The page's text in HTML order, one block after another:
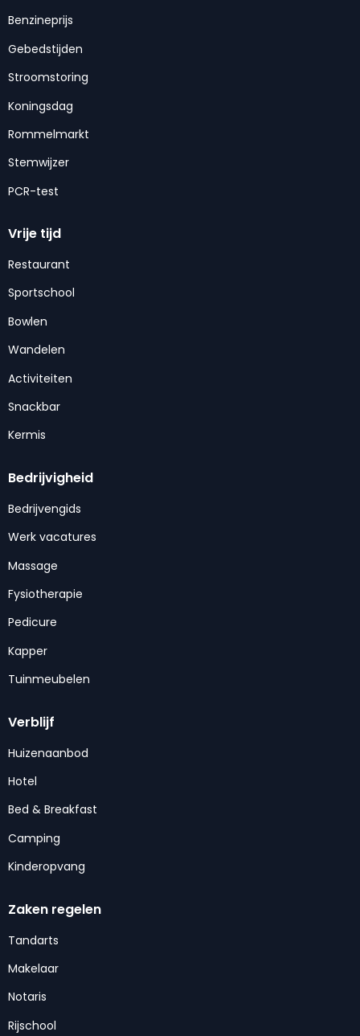
Benzineprijs
Gebedstijden
Stroomstoring
Koningsdag
Rommelmarkt
Stemwijzer
PCR-test
Vrije tijd
Restaurant
Sportschool
Bowlen
Wandelen
Activiteiten
Snackbar
Kermis
Bedrijvigheid
Bedrijvengids
Werk vacatures
Massage
Fysiotherapie
Pedicure
Kapper
Tuinmeubelen
Verblijf
Huizenaanbod
Hotel
Bed & Breakfast
Camping
Kinderopvang
Zaken regelen
Tandarts
Makelaar
Notaris
Rijschool